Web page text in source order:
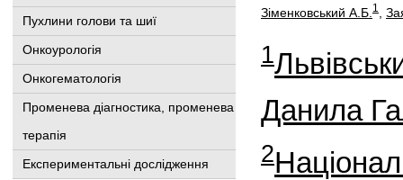
Пухлини голови та шиї
Онкоурологія
Онкогематологія
Променева діагностика, променева
терапія
Експериментальні дослідження
Зіменковський А.Б. 1
1
Данила
2